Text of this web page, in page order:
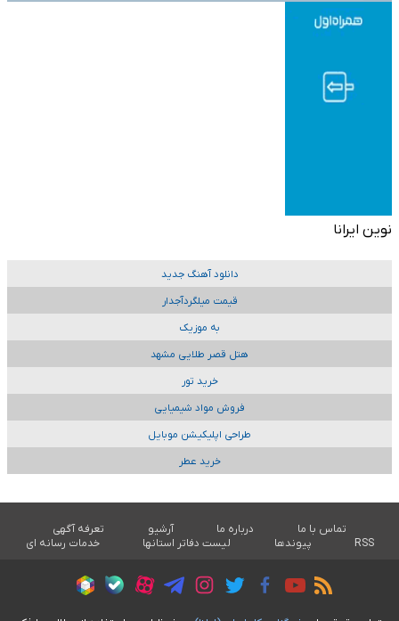
نوین ایرانا
دانلود آهنگ جدید
قیمت میلگردآجدار
به موزیک
هتل قصر طلایی مشهد
خرید تور
فروش مواد شیمیایی
طراحی اپلیکیشن موبایل
خرید عطر
تماس با ما درباره ما آرشیو
تعرفه آگهی
RSS
پیوندها لیست دفاتر استانها خدمات رسانه ای